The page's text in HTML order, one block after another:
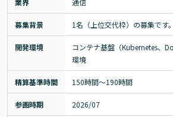
業界 通信
募集背景 1名（上位交代枠）の募集です。
開発環境
コンテナ基盤（Kubernetes、
環境
精算基準時間 150時間〜190時間
参画時期 2026/07